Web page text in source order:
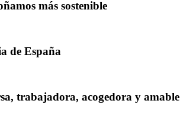
más sostenible
de España
trabajadora, acogedora y amable